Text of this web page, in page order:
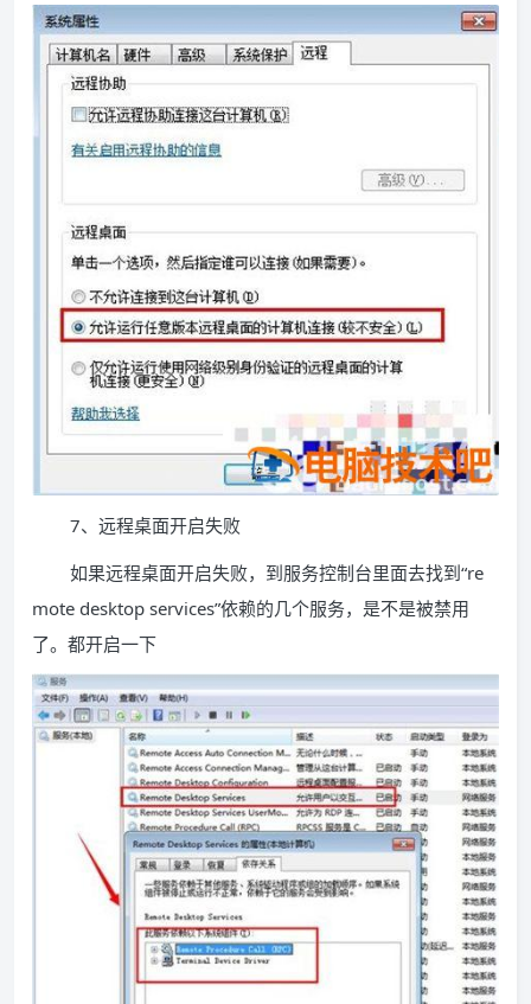
7、远程桌面开启失败
如果远程桌面开启失败，到服务控制台里面去找到“re
mote desktop services”依赖的几个服务，是不是被禁用
了。都开启一下